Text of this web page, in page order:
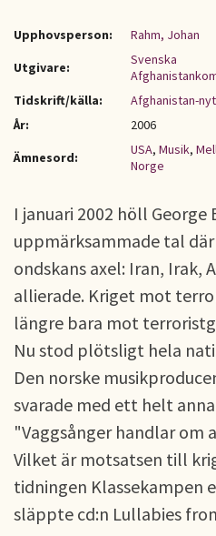
Upphovsperson:
Rahm, Johan
Utgivare:
Svenska
Tidskrift/källa:
Afghanistan-
År:
2006
Ämnesord:
USA, Musik,
Norge
I januari 2002 höll George
uppmärksammade tal
ondskans axel: Iran, Irak,
allierade. Kriget mot
längre bara mot
Nu stod plötsligt hela
Den norske
svarade med ett helt
"Vaggsånger handlar om
Vilket är motsatsen till
tidningen Klassekampen
släppte cd:n Lullabies